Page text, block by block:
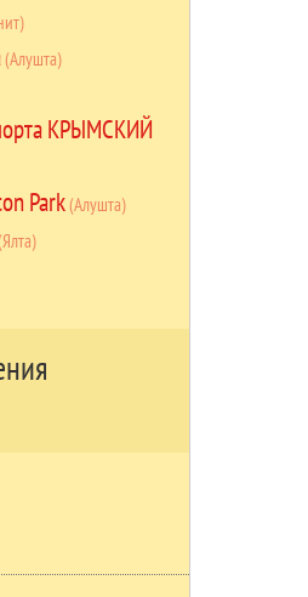
(Алушта)
КРЫМСКИЙ
Park(Алушта)